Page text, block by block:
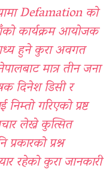
Defamation को
कार्यक्रम आयोजक
हुने कुरा अवगत
मात्र तीन जना
दिनेश डिसी र
गरिएको प्रष्ट
लेख्ने कुत्सित
प्रश्न
रहेको कुरा जानकारी